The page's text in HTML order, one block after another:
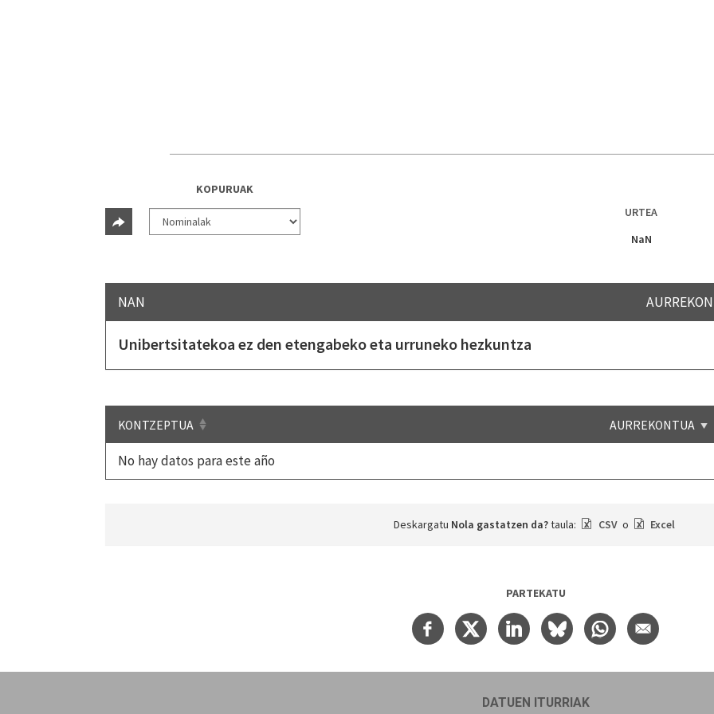
KOPURUAK
URTEA
NaN
NAN
Unibertsitatekoa ez den etengabeko eta urruneko hezkuntza
KONTZEPTUA AURREKONTUA
No hay datos para este año
Deskargatu Nola gastatzen da?taula: CSV o Excel
PARTEKATU
DATUEN ITURRIAK